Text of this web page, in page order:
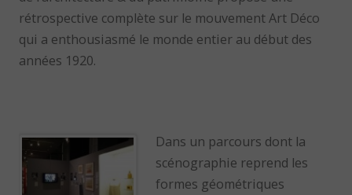
rétrospective complète sur le mouvement Art Déco
qui a enthousiasmé le monde entier au début des
années 1920.
Dans un parcours dont la
scénographie reprend les
formes géométriques